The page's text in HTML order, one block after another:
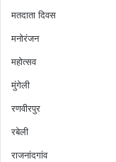
मतदाता दिवस
मनोरंजन
महोत्सव
मुंगेली
रणवीरपुर
रबेली
राजनांदगांव